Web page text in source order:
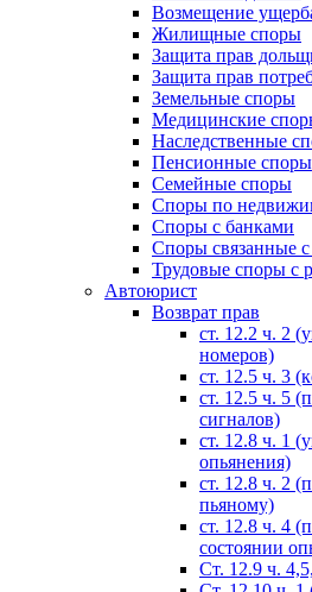
Возмещение
Жилищные споры
Защита прав
Защита прав
Земельные споры
Медицинские
Наследственные
Пенсионные споры
Семейные споры
Cпоры по
Споры с банками
Споры связанные
Трудовые споры с
Автоюрист
Возврат прав
ст. 12.2 ч. 2
номеров)
ст. 12.5 ч. 3
ст. 12.5 ч. 5
сигналов)
cт. 12.8 ч. 1
опьянения)
ст. 12.8 ч. 2
пьяному)
ст. 12.8 ч. 4
состоянии
Ст. 12.9 ч.